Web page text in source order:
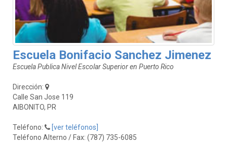
Escuela Bonifacio Sanchez Jimenez
Escuela Publica Nivel Escolar Superior en Puerto Rico
Dirección:
Calle San Jose 119
AIBONITO, PR
Teléfono:
[ver teléfonos]
Teléfono Alterno / Fax: (787) 735-6085